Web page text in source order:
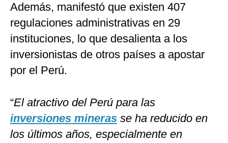
Además, manifestó que existen 407
regulaciones administrativas en 29
instituciones, lo que desalienta a los
inversionistas de otros países a apostar
por el Perú.
“El atractivo del Perú para las
inversiones mineras se ha reducido en
los últimos años, especialmente en